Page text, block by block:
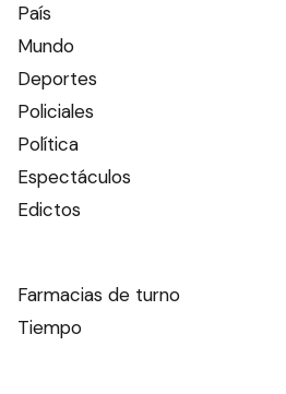
País
Mundo
Deportes
Policiales
Política
Espectáculos
Edictos
Farmacias de turno
Tiempo